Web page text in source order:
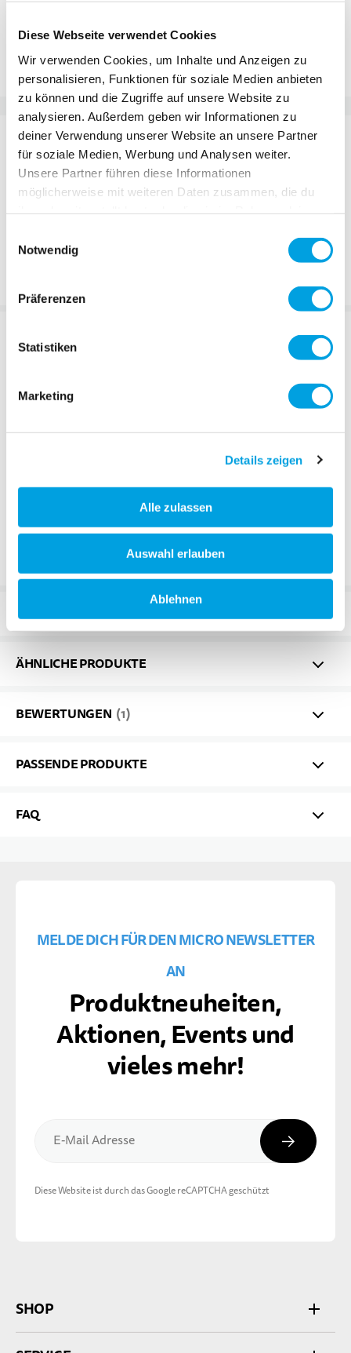
Diese Webseite verwendet Cookies
Wir verwenden Cookies, um Inhalte und Anzeigen zu
personalisieren, Funktionen für soziale Medien anbieten
zu können und die Zugriffe auf unsere Website zu
analysieren. Außerdem geben wir Informationen zu
deiner Verwendung unserer Website an unsere Partner
für soziale Medien, Werbung und Analysen weiter.
Unsere Partner führen diese Informationen
möglicherweise mit weiteren Daten zusammen, die du
Notwendig
Präferenzen
Statistiken
Marketing
Details zeigen
Alle zulassen
Auswahl erlauben
Ablehnen
Zur Wunschliste hinzufügen
Zur Vergleichsliste hinzufügen
DETAILS
Die Indiana Hemisphere, 30 cm aus robustem Kork,
die perfekte Ergänzung für Ihr Balance Board.
Authentisches Surfen ohne Wasser bietet Spaß und
vielseitige Trainingsmöglichkeiten. Hochwertige
Verarbeitung für sichtbare und spürbare Qualität.
TECHNISCHE DATEN
ÄHNLICHE PRODUKTE
BEWERTUNGEN 1
PASSENDE PRODUKTE
FAQ
E-Mail Adresse
Diese Website ist durch das Google reCAPTCHA geschützt
MELDE DICH FÜR DEN MICRO NEWSLETTER
AN
Produktneuheiten,
Aktionen, Events und
vieles mehr!
SHOP